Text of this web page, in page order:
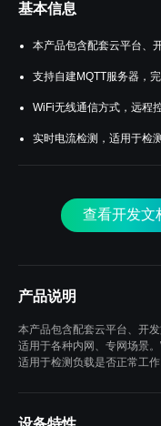
基本信息
本产品包含配套云平台、
支持自建MQTT服务器，
WiFi无线通信方式，远程
实时电流检测，适用于检
查看开发文
产品说明
本产品包含配套云平台、开
适用于各种内网、专网场景
适用于检测负载是否正常工作